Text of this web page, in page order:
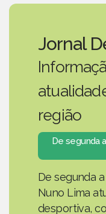
Jornal
região
De segunda
De segunda
Nuno Lima
desportiva,